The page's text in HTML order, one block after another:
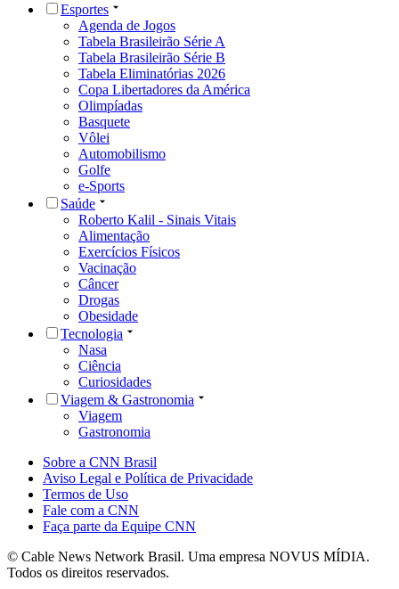
Esportes
Agenda de Jogos
Tabela Brasileirão Série A
Tabela Brasileirão Série B
Tabela Eliminatórias 2026
Copa Libertadores da América
Olimpíadas
Basquete
Vôlei
Automobilismo
Golfe
e-Sports
Saúde
Roberto Kalil - Sinais Vitais
Alimentação
Exercícios Físicos
Vacinação
Câncer
Drogas
Obesidade
Tecnologia
Nasa
Ciência
Curiosidades
Viagem & Gastronomia
Viagem
Gastronomia
Sobre a CNN Brasil
Aviso Legal e Política de Privacidade
Termos de Uso
Fale com a CNN
Faça parte da Equipe CNN
© Cable News Network Brasil. Uma empresa NOVUS MÍDIA.
Todos os direitos reservados.